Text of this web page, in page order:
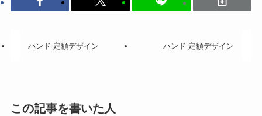
ハンド 定額デザイン ハンド 定額デザイン
この記事を書いた人